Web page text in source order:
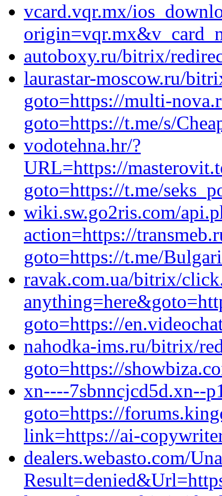
vcard.vqr.mx/
autoboxy.ru/bitrix/
laurastar-moscow.ru/
goto=https://multi-
goto=https://t.me/s/
vodotehna.hr/?
URL=https://
goto=https://t.me/
wiki.sw.go2ris.com/
action=https://
goto=https://t.me/
ravak.com.ua/bitrix/
goto=https://
nahodka-ims.ru/bitrix/
goto=https://
xn----7sbnncjcd5d.xn--
goto=https://
link=https://ai-
dealers.webasto.com/